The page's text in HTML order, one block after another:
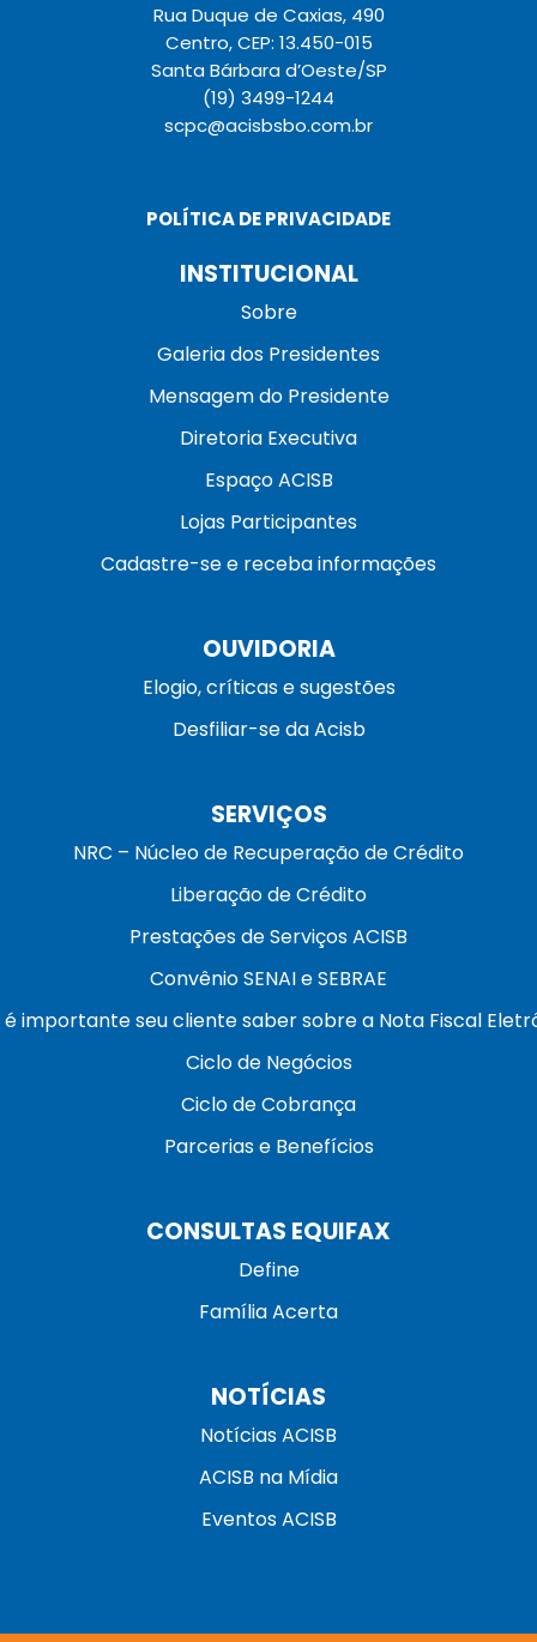
Rua Duque de Caxias, 490
Centro, CEP: 13.450-015
Santa Bárbara d’Oeste/SP
(19) 3499-1244
scpc@acisbsbo.com.br
POLÍTICA DE PRIVACIDADE
INSTITUCIONAL
Sobre
Galeria dos Presidentes
Mensagem do Presidente
Diretoria Executiva
Espaço ACISB
Lojas Participantes
Cadastre-se e receba informações
OUVIDORIA
Elogio, críticas e sugestões
Desfiliar-se da Acisb
SERVIÇOS
NRC – Núcleo de Recuperação de Crédito
Liberação de Crédito
Prestações de Serviços ACISB
Convênio SENAI e SEBRAE
é importante seu cliente saber sobre a Nota Fiscal
Ciclo de Negócios
Ciclo de Cobrança
Parcerias e Benefícios
CONSULTAS EQUIFAX
Define
Família Acerta
NOTÍCIAS
Notícias ACISB
ACISB na Mídia
Eventos ACISB